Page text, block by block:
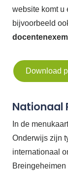
website komt u
bijvoorbeeld
Download
Nationaal
In de
Onderwijs zijn
internationaal